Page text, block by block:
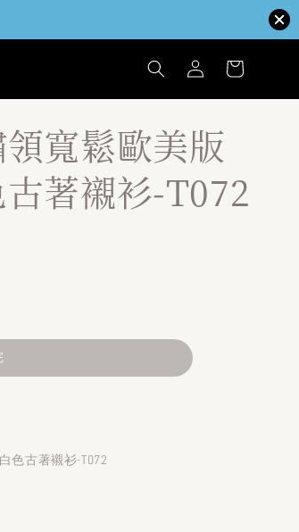
寬鬆歐美版
著襯衫-T072
色古著襯衫-T072